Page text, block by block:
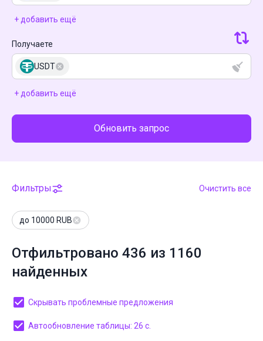
+ добавить ещё
Получаете
USDT
+ добавить ещё
Обновить запрос
Фильтры Очистить все
до 10000 RUB
Отфильтровано 436 из 1160
найденных
Скрывать проблемные предложения
Автообновление таблицы: 26 с.